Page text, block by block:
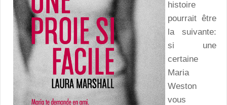
histoire
pourrait être
la suivante:
si une
certaine
Maria
Weston
vous